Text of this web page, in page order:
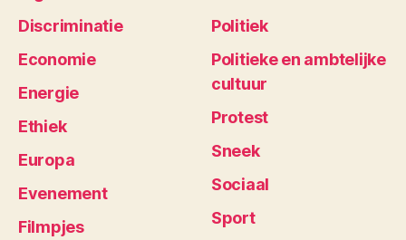
Discriminatie
Economie
Energie
Ethiek
Europa
Evenement
Filmpjes
Politiek
Politieke en ambtelijke
cultuur
Protest
Sneek
Sociaal
Sport